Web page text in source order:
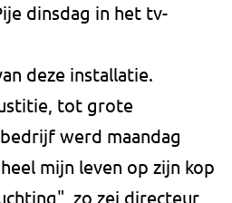
dinsdag in het tv-
deze installatie.
tot grote
werd maandag
mijn leven op zijn kop
zo zei directeur